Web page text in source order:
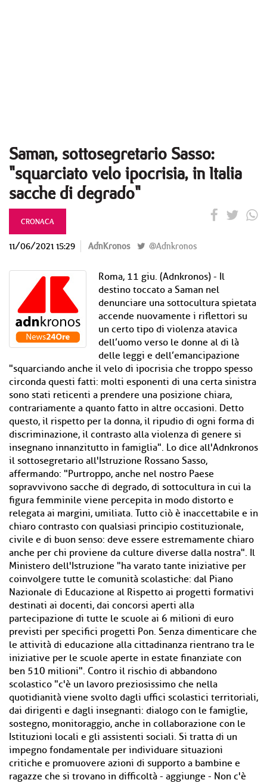
Saman, sottosegretario Sasso:
"squarciato velo ipocrisia, in Italia
sacche di degrado"
CRONACA
11/06/2021 15:29 AdnKronos @Adnkronos
Roma, 11 giu. (Adnkronos) - Il
destino toccato a Saman nel
denunciare una sottocultura spietata
accende nuovamente i riflettori su
un certo tipo di violenza atavica
dell’uomo verso le donne al di là
delle leggi e dell’emancipazione
"squarciando anche il velo di ipocrisia che troppo spesso
circonda questi fatti: molti esponenti di una certa sinistra
sono stati reticenti a prendere una posizione chiara,
contrariamente a quanto fatto in altre occasioni. Detto
questo, il rispetto per la donna, il ripudio di ogni forma di
discriminazione, il contrasto alla violenza di genere si
insegnano innanzitutto in famiglia". Lo dice all'Adnkronos
il sottosegretario all'Istruzione Rossano Sasso,
affermando: "Purtroppo, anche nel nostro Paese
sopravvivono sacche di degrado, di sottocultura in cui la
figura femminile viene percepita in modo distorto e
relegata ai margini, umiliata. Tutto ciò è inaccettabile e in
chiaro contrasto con qualsiasi principio costituzionale,
civile e di buon senso: deve essere estremamente chiaro
anche per chi proviene da culture diverse dalla nostra". Il
Ministero dell'Istruzione "ha varato tante iniziative per
coinvolgere tutte le comunità scolastiche: dal Piano
Nazionale di Educazione al Rispetto ai progetti formativi
destinati ai docenti, dai concorsi aperti alla
partecipazione di tutte le scuole ai 6 milioni di euro
previsti per specifici progetti Pon. Senza dimenticare che
le attività di educazione alla cittadinanza rientrano tra le
iniziative per le scuole aperte in estate finanziate con
ben 510 milioni". Contro il rischio di abbandono
scolastico "c'è un lavoro preziosissimo che nella
quotidianità viene svolto dagli uffici scolastici territoriali,
dai dirigenti e dagli insegnanti: dialogo con le famiglie,
sostegno, monitoraggio, anche in collaborazione con le
Istituzioni locali e gli assistenti sociali. Si tratta di un
impegno fondamentale per individuare situazioni
critiche e promuovere azioni di supporto a bambine e
ragazze che si trovano in difficoltà - aggiunge - Non c'è